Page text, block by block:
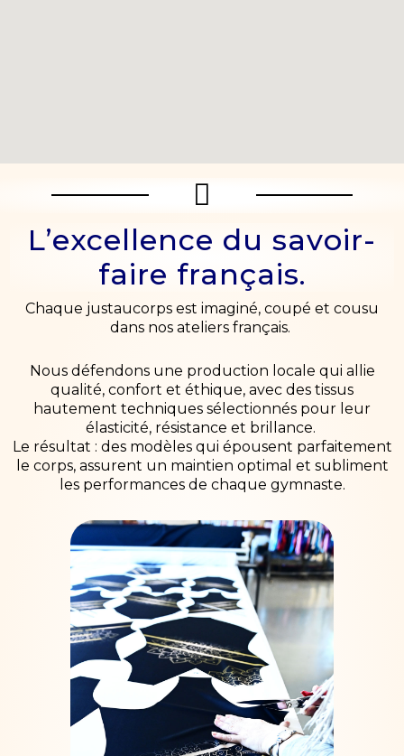
L’excellence du savoir-
faire français.
Chaque justaucorps est imaginé, coupé et cousu
dans nos ateliers français.
Nous défendons une production locale qui allie
qualité, confort et éthique, avec des tissus
hautement techniques sélectionnés pour leur
élasticité, résistance et brillance.
Le résultat : des modèles qui épousent parfaitement
le corps, assurent un maintien optimal et subliment
les performances de chaque gymnaste.